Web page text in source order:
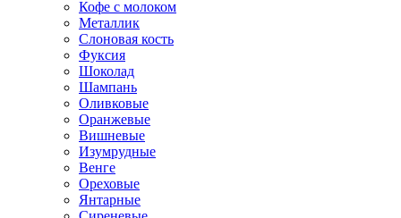
Кофе с молоком
Металлик
Слоновая кость
Фуксия
Шоколад
Шампань
Оливковые
Оранжевые
Вишневые
Изумрудные
Венге
Ореховые
Янтарные